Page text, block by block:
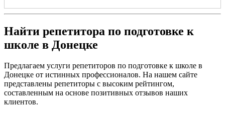
Найти репетитора по подготовке к
школе в Донецке
Предлагаем услуги репетиторов по подготовке к школе в
Донецке от истинных профессионалов. На нашем сайте
представлены репетиторы с высоким рейтингом,
составленным на основе позитивных отзывов наших
клиентов.